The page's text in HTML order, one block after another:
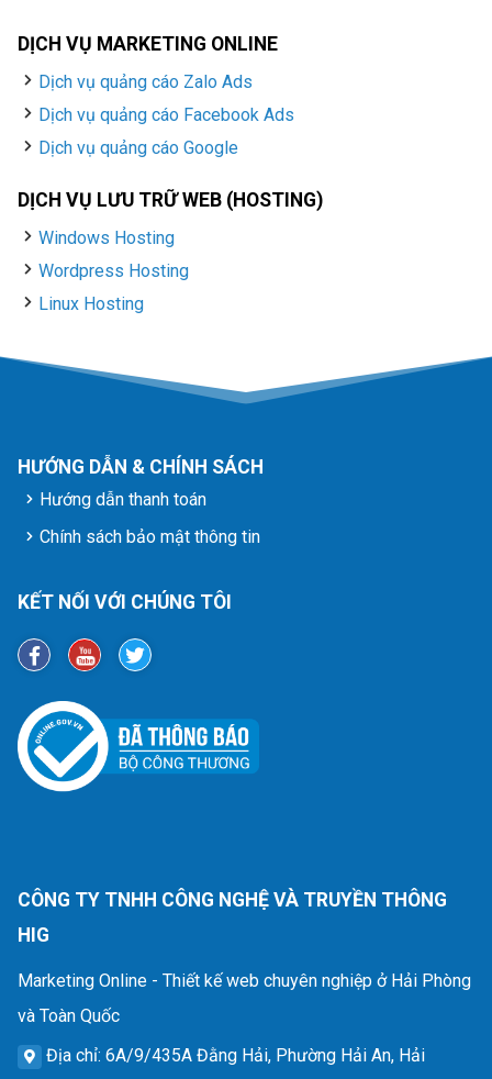
DỊCH VỤ MARKETING ONLINE
Dịch vụ quảng cáo Zalo Ads
Dịch vụ quảng cáo Facebook Ads
Dịch vụ quảng cáo Google
DỊCH VỤ LƯU TRỮ WEB (HOSTING)
Windows Hosting
Wordpress Hosting
Linux Hosting
HƯỚNG DẪN & CHÍNH SÁCH
Hướng dẫn thanh toán
Chính sách bảo mật thông tin
KẾT NỐI VỚI CHÚNG TÔI
CÔNG TY TNHH CÔNG NGHỆ VÀ TRUYỀN THÔNG
HIG
Marketing Online - Thiết kế web chuyên nghiệp ở Hải Phòng
và Toàn Quốc
Địa chỉ: 6A/9/435A Đằng Hải, Phường Hải An, Hải